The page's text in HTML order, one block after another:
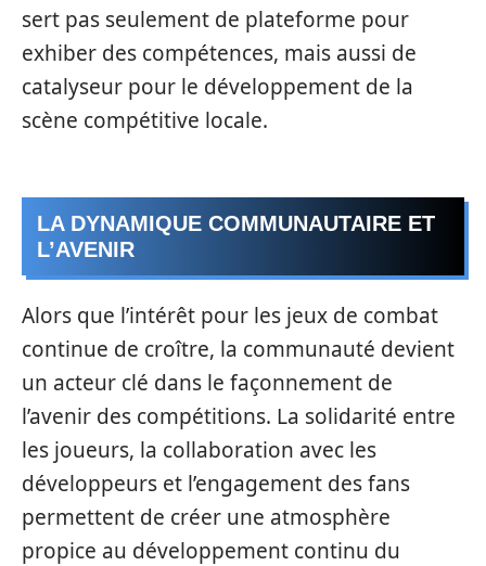
sert pas seulement de plateforme pour
exhiber des compétences, mais aussi de
catalyseur pour le développement de la
scène compétitive locale.
LA DYNAMIQUE COMMUNAUTAIRE ET
L’AVENIR
Alors que l’intérêt pour les jeux de combat
continue de croître, la communauté devient
un acteur clé dans le façonnement de
l’avenir des compétitions. La solidarité entre
les joueurs, la collaboration avec les
développeurs et l’engagement des fans
permettent de créer une atmosphère
propice au développement continu du